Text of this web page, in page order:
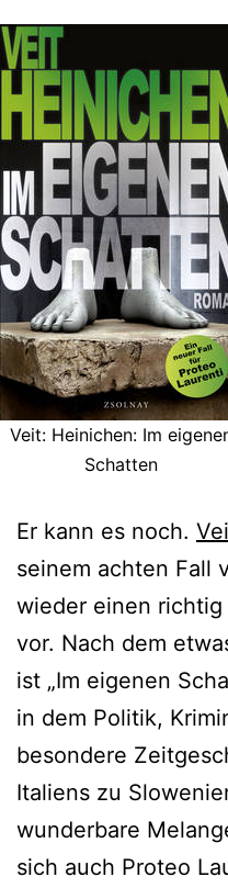
Veit: Heinichen: Im
Schatten
Er kann es noch.
seinem achten Fall
wieder einen
vor. Nach dem
ist „Im eigenen
in dem Politik,
besondere
Italiens zu
wunderbare
sich auch Proteo